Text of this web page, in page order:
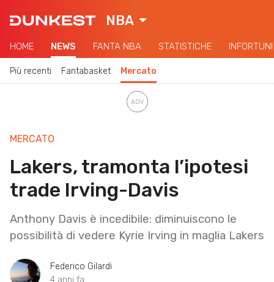
NBA
HOME NEWS FANTA NBA STATISTICHE INFORTUNI
Più recenti Fantabasket Mercato
MERCATO
Lakers, tramonta l’ipotesi
trade Irving-Davis
Anthony Davis è incedibile: diminuiscono le
possibilità di vedere Kyrie Irving in maglia Lakers
Federico Gilardi
4 anni fa